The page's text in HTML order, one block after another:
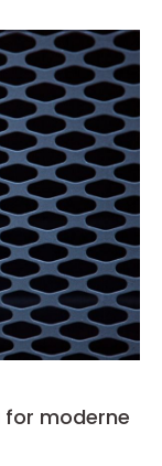
for moderne